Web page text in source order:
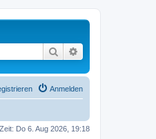
Suche
Anmelden
Do 6. Aug 2026, 19:18